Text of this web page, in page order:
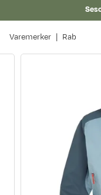
Varemerker Rab